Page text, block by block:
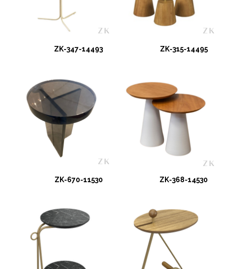
ZK-347-14493 ZK-315-14495
ZK-670-11530 ZK-368-14530